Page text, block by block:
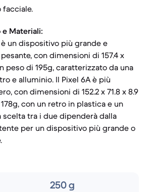
e Materiali:
è un dispositivo più grande e
con dimensioni di 157.4 x
peso di 195g, caratterizzato da una
e alluminio. Il Pixel 6A è più
con dimensioni di 152.2 x 71.8 x 8.9
con un retro in plastica e un
scelta tra i due dipenderà dalla
per un dispositivo più grande o
250 g